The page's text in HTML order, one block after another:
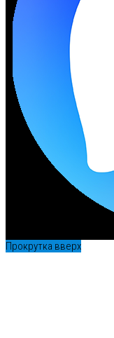
Прокрутка вверх